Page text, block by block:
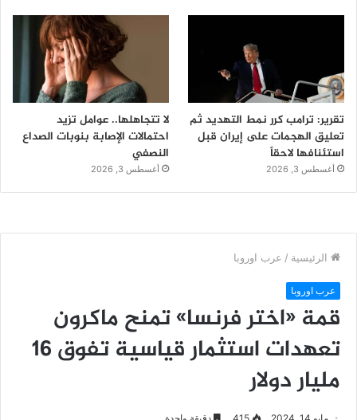
تقرير: ترامب كرر نمط التهديد ثم
تعليق الهجمات على إيران قبل
استئنافها لاحقاً
أغسطس 3, 2026
لا تتجاهلها.. عوامل تزيد
احتمالات الإصابة بنوبات الصداع
النصفي
أغسطس 3, 2026